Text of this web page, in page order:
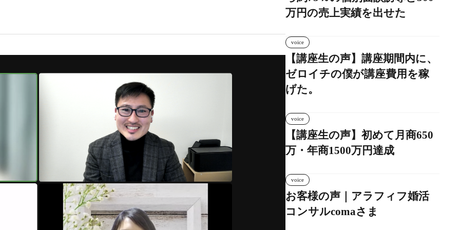
万円の売上実績を出せた
voice
【講座生の声】講座期間内に、
ゼロイチの僕が講座費用を稼
げた。
voice
【講座生の声】初めて月商650
万・年商1500万円達成
voice
お客様の声｜アラフィフ婚活
コンサルcomaさま